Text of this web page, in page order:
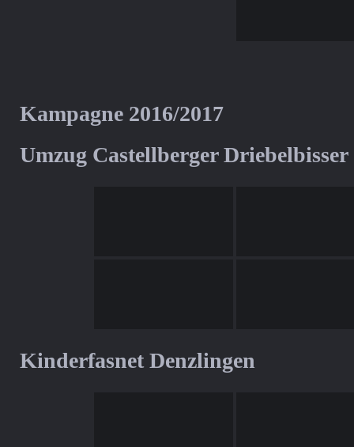
Kampagne 2016/2017
Umzug Castellberger
Kinderfasnet Denzlingen